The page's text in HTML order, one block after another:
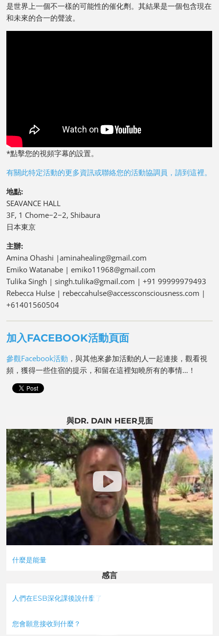
是世界上一個不一樣的可能性的催化劑。其結果是一個包含現在
和未來的合一的聲波。
*點擊您的視頻字幕的設置。
有關此特定活動的更多資訊或聯絡您的活動協調員，請到這裡。
地點:
SEAVANCE HALL
3F, 1 Chome−2−2, Shibaura
日本東京
主辦:
Amina Ohashi |aminahealing@gmail.com
Emiko Watanabe | emiko11968@gmail.com
Tulika Singh | singh.tulika@gmail.com | +91 99999979493
Rebecca Hulse | rebeccahulse@accessconsciousness.com |
+61401560504
加入FACEBOOK活動頁面
參觀Facebook活動 ，與其他來參加活動的人一起連接，觀看視
頻，獲得一些住宿的提示，和留在這裡知曉所有的事情…！
與DR. DAIN HEER見面
什麼是能量
感言
人們在ESB深化課後說什麼了
您會願意接收到什麼？